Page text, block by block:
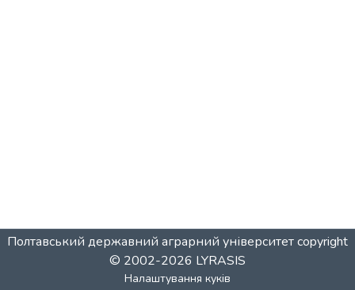
Полтавський державний аграрний університетcopyright
© 2002-2026 LYRASIS
Налаштування куків